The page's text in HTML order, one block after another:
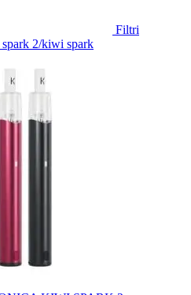
Filtri
2/kiwi spark